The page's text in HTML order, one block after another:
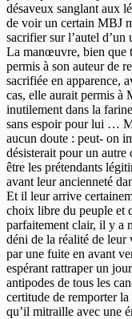
désaveux sanglant aux
de voir un certain MBJ
sacrifier sur l’autel
La manœuvre, bien que
permis à son auteur de
sacrifiée en apparence,
cas, elle aurait permis à
inutilement dans la
sans espoir pour lui …
aucun doute : peut- on
désisterait pour un
être les prétendants
avant leur ancienneté
Et il leur arrive
choix libre du peuple et
parfaitement clair, il y a
déni de la réalité de leur
par une fuite en avant
espérant rattraper un
antipodes de tous les
certitude de remporter
qu’il mitraille avec une